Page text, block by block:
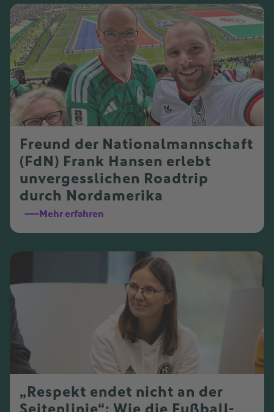
Freund der Nationalmannschaft
(FdN) Frank Hansen erlebt
unvergesslichen Roadtrip
durch Nordamerika
Mehr erfahren
„Respekt endet nicht an der